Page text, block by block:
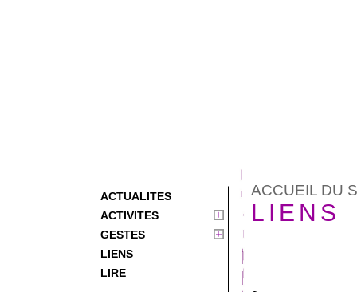
ACTUALITES
ACTIVITES
GESTES
LIENS
LIRE
ACCUEIL DU
LIENS